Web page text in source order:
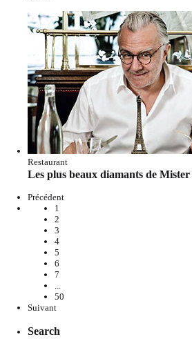
Restaurant
Les plus beaux diamants de
Précédent
1
2
3
4
5
6
7
...
50
Suivant
Search